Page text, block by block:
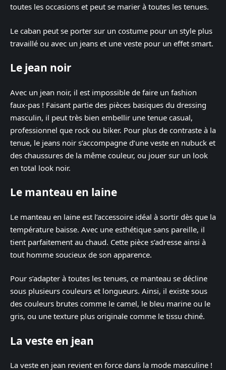
toutes les occasions et peut se marier à toutes les tenues.
Le caban peut se porter sur un costume pour un style plus
travaillé ou avec un jeans et une veste pour un effet smart.
Le jean noir
Avec un jean noir, il est impossible de faire un fashion
faux-pas ! Faisant partie des pièces basiques du dressing
masculin, il peut très bien embellir une tenue casual,
professionnel que rock ou biker. Pour plus de contraste à la
tenue, le jeans noir s’accompagne d’une veste en nubuck et
des chaussures de la même couleur, ou jouer sur un look
en total look noir.
Le manteau en laine
Le manteau en laine est l’accessoire idéal à sortir dès que la
température baisse. Avec une esthétique sans pareille, il
tient parfaitement au chaud. Cette pièce s’adresse ainsi à
tout homme soucieux de son apparence.
Pour s’adapter à toutes les tenues, ce manteau se décline
sous plusieurs couleurs et longueurs. Ainsi, il existe sous
des couleurs brutes comme le camel, le bleu marine ou le
gris, ou une texture plus originale comme le tissu chiné.
La veste en jean
La veste en jean revient en force dans la mode masculine !